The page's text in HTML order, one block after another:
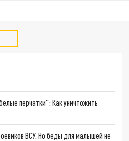
перчатки": Как уничтожить
ВСУ. Но беды для малышей не